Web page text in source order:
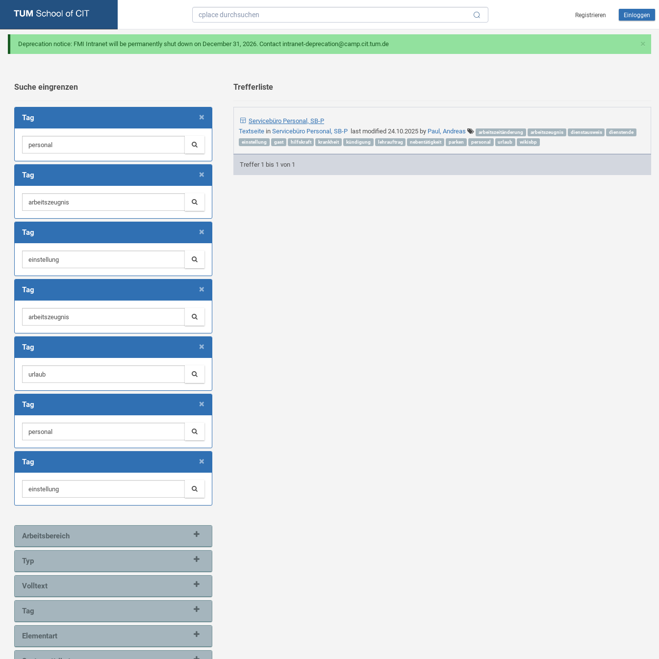
Registrieren Einloggen
×
Deprecation notice: FMI Intranet will be permanently shut down on December 31, 2026. Contact intranet-deprecation@camp.cit.tum.de
Suche eingrenzen
×
Tag
×
Tag
×
Tag
×
Tag
×
Tag
×
Tag
×
Tag
Arbeitsbereich
Typ
Volltext
Tag
Elementart
Trefferliste
Servicebüro Personal, SB-P
Textseite inServicebüro Personal, SB-P last modified24.10.2025 by Paul, Andreas arbeitszeitänderung arbeitszeugnis dienstausweis
dienstende
einstellung
gast hilfskraft krankheit kündigung lehrauftrag nebentätigkeit parken personal urlaub wikisbp
Treffer 1 bis 1 von 1